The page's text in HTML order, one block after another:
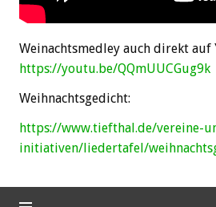
Weinachtsmedley auch direkt auf
https://youtu.be/QQmUUCGug9k
Weihnachtsgedicht:
https://www.tiefthal.de/vereine-
initiativen/liedertafel/